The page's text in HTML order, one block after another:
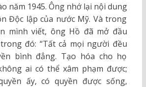
năm 1945. Ông nhớ lại nội dung
Độc lập của nước Mỹ. Và trong
mình viết, ông Hồ đã mở đầu
đó: “Tất cả mọi người đều
bình đẳng. Tạo hóa cho họ
ai có thể xâm phạm được;
ấy, có quyền được sống,